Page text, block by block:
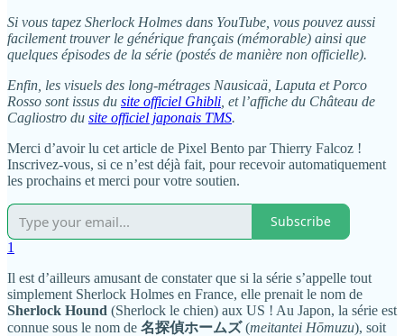
Si vous tapez Sherlock Holmes dans YouTube, vous pouvez aussi
facilement trouver le générique français (mémorable) ainsi que
quelques épisodes de la série (postés de manière non officielle).
Enfin, les visuels des long-métrages Nausicaä, Laputa et Porco
Rosso sont issus du site officiel Ghibli , et l’affiche du Château de
Cagliostro du site officiel japonais TMS.
Merci d’avoir lu cet article de Pixel Bento par Thierry Falcoz !
Inscrivez-vous, si ce n’est déjà fait, pour recevoir automatiquement
les prochains et merci pour votre soutien.
Subscribe
1
Il est d’ailleurs amusant de constater que si la série s’appelle tout
simplement Sherlock Holmes en France, elle prenait le nom de
Sherlock Hound (Sherlock le chien) aux US ! Au Japon, la série est
connue sous le nom de 名探偵ホームズ(meitantei Hōmuzu), soit